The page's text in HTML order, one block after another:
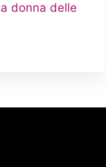
donna delle